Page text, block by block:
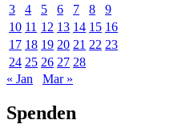
3
4 5 6 7 8
9
10 11 12 13 14 15 16
17 18 19 20 21 22 23
24 25 26 27 28
« Jan
Mar »
Spenden